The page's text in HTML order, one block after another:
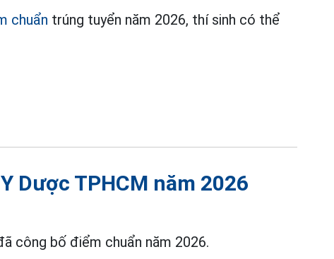
chuẩn trúng tuyển năm 2026, thí sinh có thể
Dược TPHCM năm 2026
công bố điểm chuẩn năm 2026.